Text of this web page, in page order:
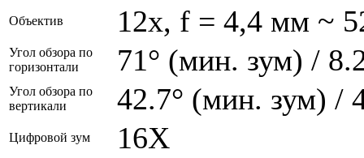
Объектив 12x, f = 4,4 мм ~
Угол обзора по
горизонтали
71° (мин. зум) /
Угол обзора по
вертикали
42.7° (мин. зум) /
Цифровой зум 16Х